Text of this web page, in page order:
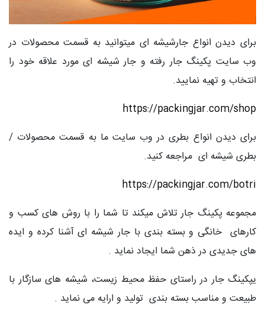
برای دیدن انواع جارشیشه ای میتوانید به قسمت محصولات در
وب سایت پکینگ جار رفته و جار شیشه ای مورد علاقه خود را
انتخاب و تهیه نمایید.
https://packingjar.com/shop
برای دیدن انواع بطری در وب سایت ما به قسمت محصولات /
بطری شیشه ای مراجعه کنید.
https://packingjar.com/botri
مجموعه پکینگ جار تلاش میکند تا شما را با روش های کسب و
کارهای خانگی و بسته بندی با جار شیشه ای آشنا کرده و ایده
های جدیدی در ذهن شما ایجاد نماید .
یپکینگ جار در راستای حفظ محیط زیست، شیشه های سازگار با
طبیعت و مناسب بسته بندی تولید و ارایه می نماید .